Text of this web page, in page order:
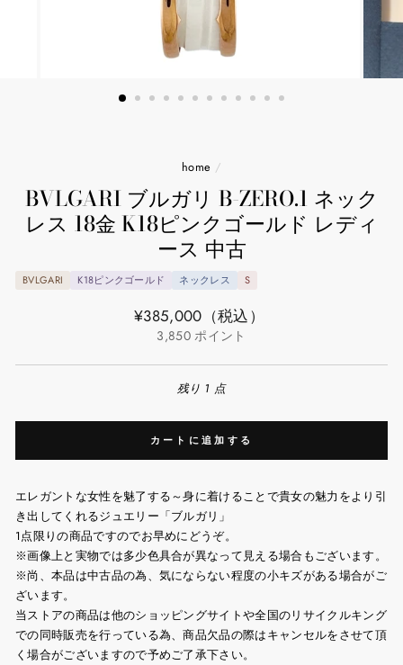
home /
BVLGARI ブルガリ B-ZERO.1 ネック
レス 18金 K18ピンクゴールド レディ
ース 中古
BVLGARI K18ピンクゴールド ネックレス S
通
¥385,000 （税込）
3,850 ポイント
残り 1 点
カートに追加する
エレガントな女性を魅了する～身に着けることで貴女の魅力をより引
き出してくれるジュエリー「ブルガリ」
1点限りの商品ですのでお早めにどうぞ。
※画像上と実物では多少色具合が異なって見える場合もございます。
※尚、本品は中古品の為、気にならない程度の小キズがある場合がご
ざいます。
当ストアの商品は他のショッピングサイトや全国のリサイクルキング
での同時販売を行っている為、商品欠品の際はキャンセルをさせて頂
く場合がございますので予めご了承下さい。